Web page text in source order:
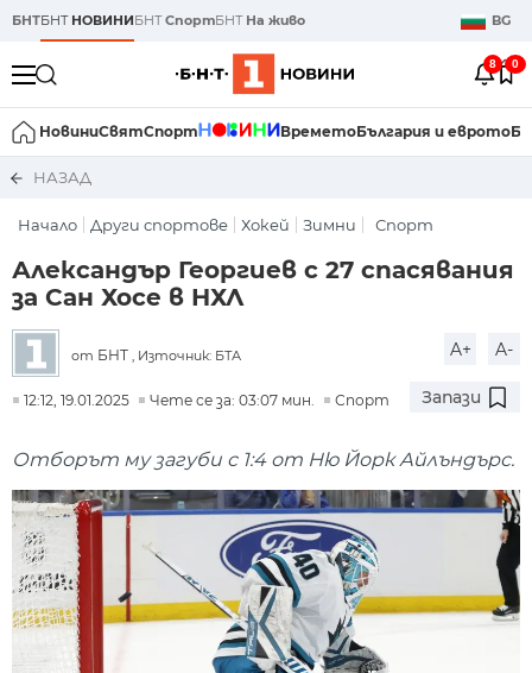
БНТБНТ НОВИНИБНТСпортБНТ На живо BG
8 0
НовиниСвятСпорт ВреметоБългария и еврото
НАЗАД
Начало Други спортове Хокей Зимни Спорт
Александър Георгиев с 27 спасявания
за Сан Хосе в НХЛ
от БНТ , Източник: БТА A+ A-
12:12, 19.01.2025 Чете се за: 03:07 мин. Спорт Запази
Отборът му загуби с 1:4 от Ню Йорк Айлъндърс.